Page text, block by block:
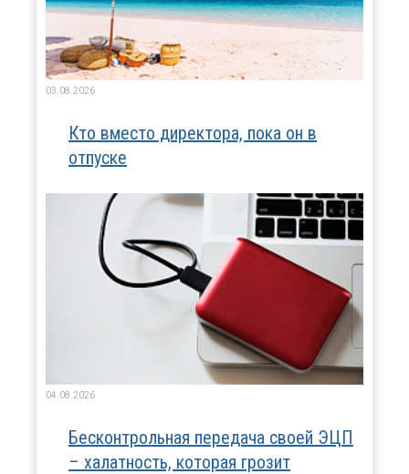
03.08.2026
Кто вместо директора, пока он в
отпуске
04.08.2026
Бесконтрольная передача своей ЭЦП
– халатность, которая грозит